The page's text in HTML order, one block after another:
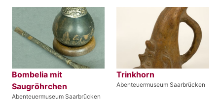
Bombelia mit
Saugröhrchen
Abenteuermuseum Saarbrücken
Trinkhorn
Abenteuermuseum Saarbrücken